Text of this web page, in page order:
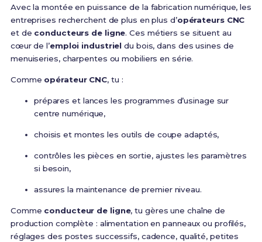
Avec la montée en puissance de la fabrication numérique, les
entreprises recherchent de plus en plus d’opérateurs CNC
et de conducteurs de ligne. Ces métiers se situent au
cœur de l’emploi industriel du bois, dans des usines de
menuiseries, charpentes ou mobiliers en série.
Comme opérateur CNC, tu :
prépares et lances les programmes d’usinage sur
centre numérique,
choisis et montes les outils de coupe adaptés,
contrôles les pièces en sortie, ajustes les paramètres
si besoin,
assures la maintenance de premier niveau.
Comme conducteur de ligne, tu gères une chaîne de
production complète : alimentation en panneaux ou profilés,
réglages des postes successifs, cadence, qualité, petites